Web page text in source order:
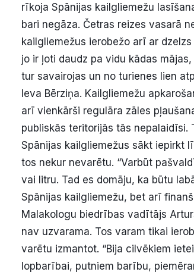
rīkoja Spānijas kailgliemežu
bari negāza. Četras reizes vasarā
kailgliemežus ierobežo arī ar
jo ir ļoti daudz pa vidu kādas
tur savairojas un no turienes lien
Ieva Bērziņa. Kailgliemežu
arī vienkārši regulāra zāles
publiskās teritorijās tās
Spānijas kailgliemežus sākt iepirkt
tos nekur nevarētu. “Varbūt
vai litru. Tad es domāju, ka būtu
Spānijas kailgliemežu, bet arī
Malakologu biedrības vadītājs
nav uzvarama. Tos varam tikai
varētu izmantot. “Bija cilvēkiem
lopbarībai, putniem barību,